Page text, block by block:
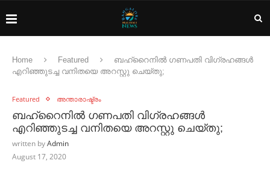
Home Featured
ബഹ്‌റൈനില്‍ ഗണപതി വിഗ്രഹങ്ങള്‍
എറിഞ്ഞുടച്ച വനിതയെ അറസ്റ്റു ചെയ്തു;
Featured അന്താരാഷ്ട്രം
ബഹ്‌റൈനില്‍ ഗണപതി വിഗ്രഹങ്ങള്‍
എറിഞ്ഞുടച്ച വനിതയെ അറസ്റ്റു ചെയ്തു;
written byAdmin
August 17, 2020